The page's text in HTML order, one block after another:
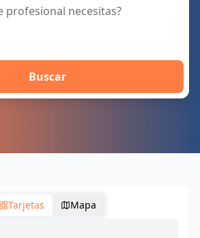
Buscar
Tarjetas
Mapa